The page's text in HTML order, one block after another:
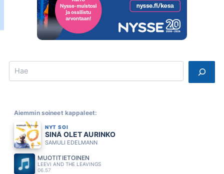
Search
Aiemmin soineet kappaleet:
NYT SOI
SINÄ OLET AURINKO
SAMULI EDELMANN
MUOTITIETOINEN
LEEVI AND THE LEAVINGS
06.57